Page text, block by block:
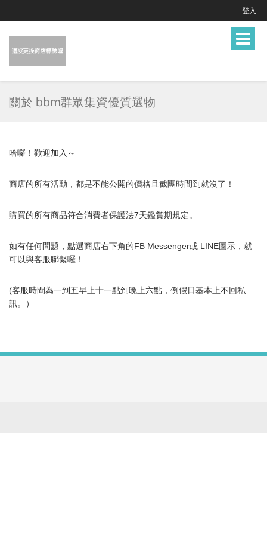
登入
Toggle
關於 bbm群眾集資優質選物
哈囉！歡迎加入～
商店的所有活動，都是不能公開的價格且截團時間到就沒了！
購買的所有商品符合消費者保護法7天鑑賞期規定。
如有任何問題，點選商店右下角的FB Messenger或 LINE圖示，就
可以與客服聯繫囉！
(客服時間為一到五早上十一點到晚上六點，例假日基本上不回私
訊。）